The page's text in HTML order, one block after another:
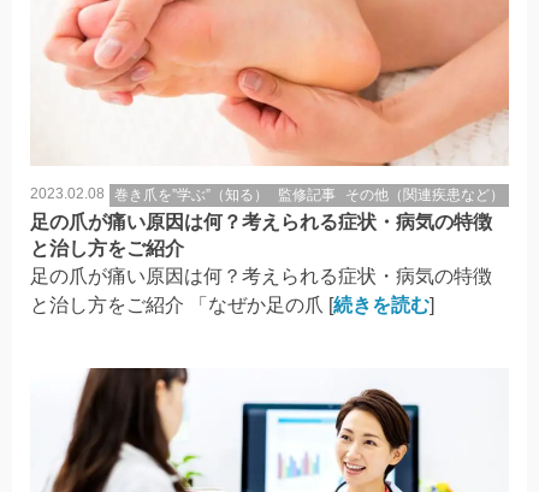
2023.02.08 巻き爪を”学ぶ”（知る） 監修記事 その他（関連疾患など）
足の爪が痛い原因は何？考えられる症状・病気の特徴
と治し方をご紹介
足の爪が痛い原因は何？考えられる症状・病気の特徴
と治し方をご紹介 「なぜか足の爪 [続きを読む]